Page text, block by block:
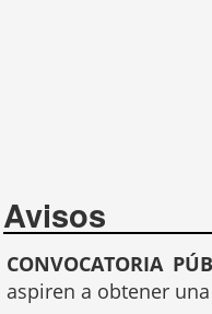
Avisos
CONVOCATORIA
aspiren a obtener